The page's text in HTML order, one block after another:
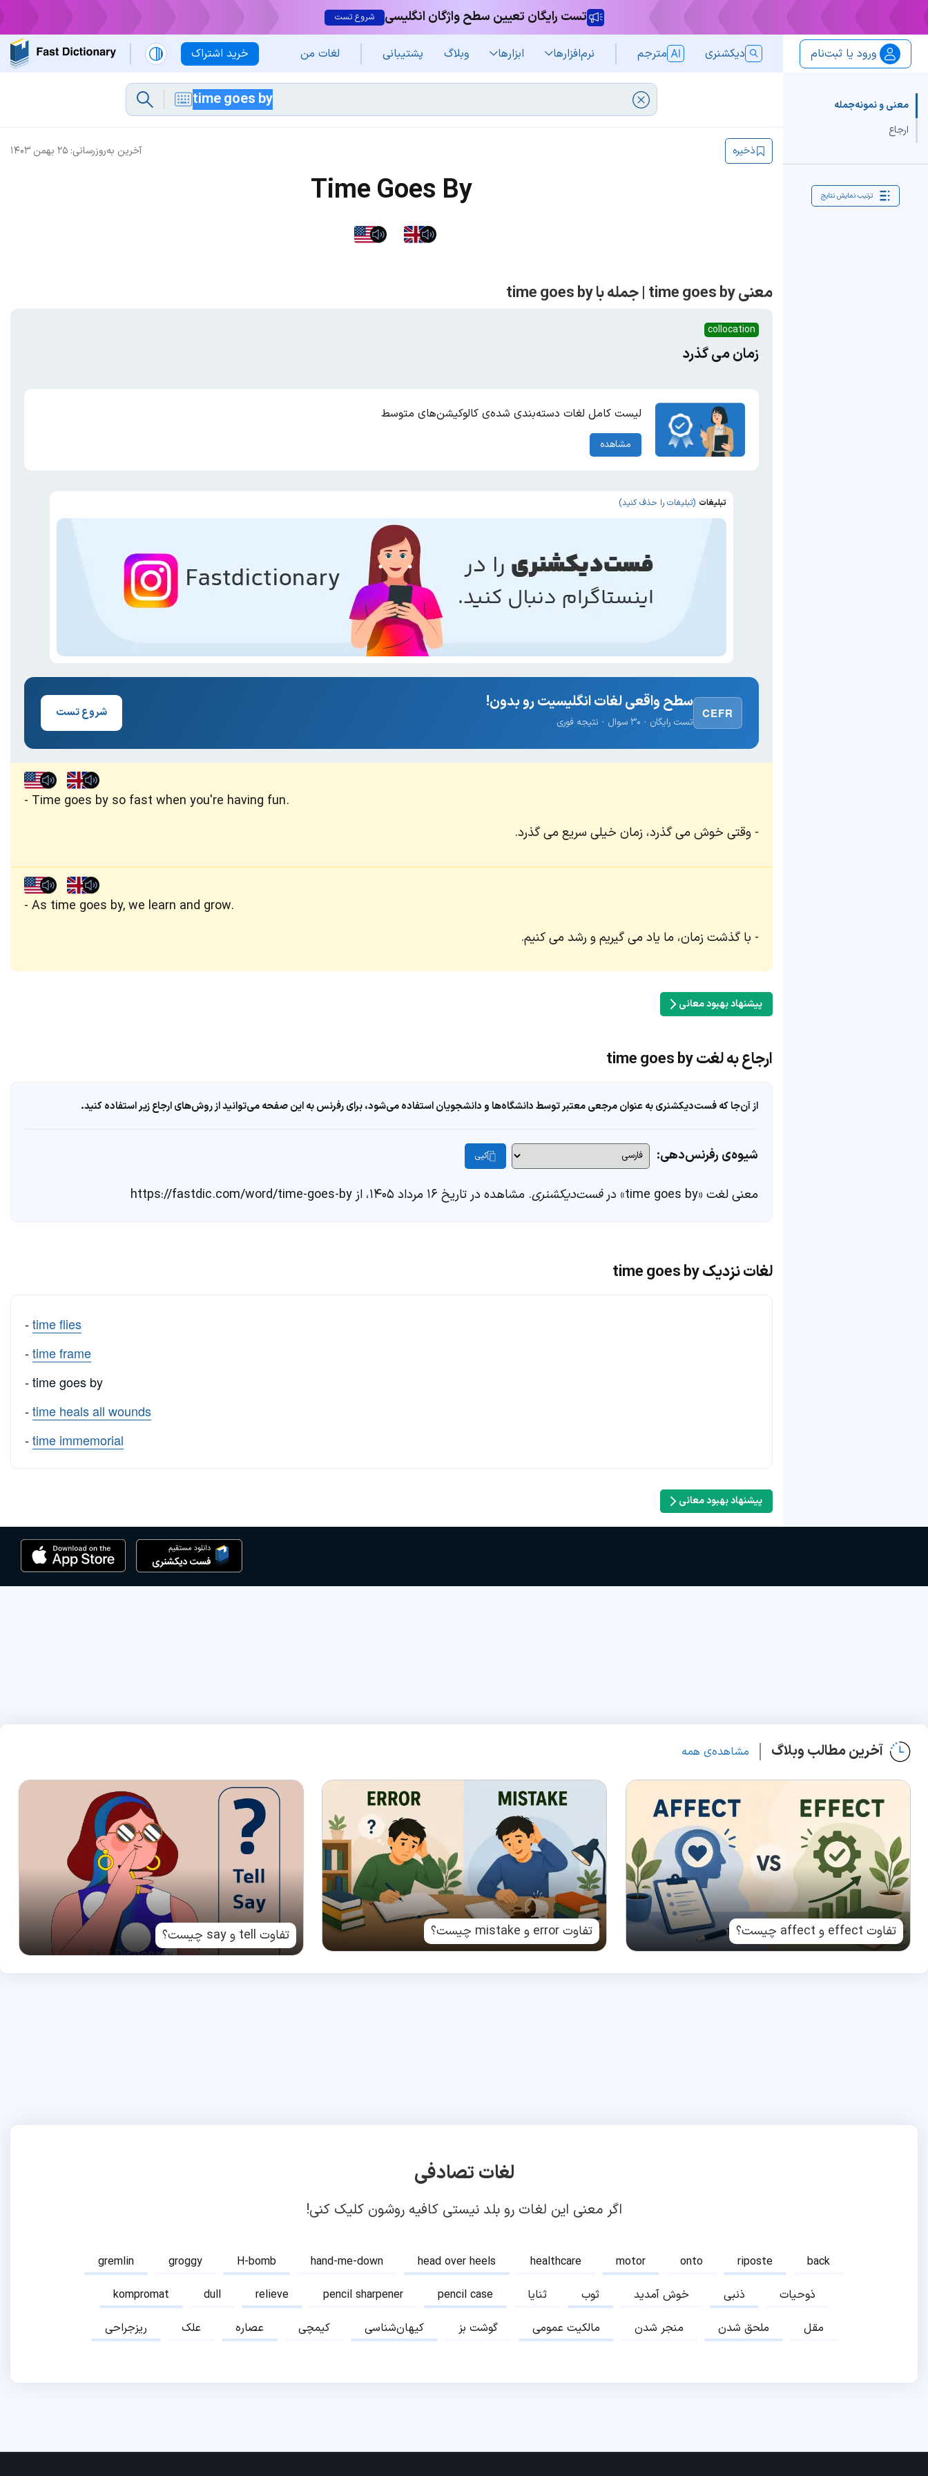
تست رایگان تعیین سطح واژگان انگلیسی شروع تست
خرید اشتراک ورود یا ثبت‌نام دیکشنری مترجم نرم‌افزار‌ها ابزارها وبلاگ پشتیبانی لغات من
معنی و نمونه‌جمله
ارجاع
ترتیب نمایش نتایج
آخرین به‌روزرسانی: ۲۵ بهمن ۱۴۰۳ ذخیره
Time Goes By
معنی time goes by | جمله با time goes by
collocation
زمان می گذرد
لیست کامل لغات دسته‌بندی شده‌ی کالوکیشن‌های متوسط
مشاهده
تبلیغات (تبلیغات را حذف کنید)
CEFR
سطح واقعی لغات انگلیسیت رو بدون!
تست رایگان · ۳۰ سوال · نتیجه فوری
شروع تست
Time goes by so fast when you're having fun.
وقتی خوش می گذرد، زمان خیلی سریع می گذرد.
As time goes by, we learn and grow.
با گذشت زمان، ما یاد می گیریم و رشد می کنیم.
پیشنهاد بهبود معانی
ارجاع به لغت time goes by
از آن‌جا که فست‌دیکشنری به عنوان مرجعی معتبر توسط دانشگاه‌ها و دانشجویان استفاده می‌شود، برای رفرنس به این صفحه می‌توانید از روش‌های ارجاع زیر استفاده کنید.
شیوه‌ی رفرنس‌دهی: کپی
معنی لغت «time goes by» در فست‌دیکشنری. مشاهده در تاریخ ۱۶ مرداد ۱۴۰۵، از https://fastdic.com/word/time-goes-by
لغات نزدیک time goes by
-time flies
-time frame
- time goes by
-time heals all wounds
-time immemorial
پیشنهاد بهبود معانی
آخرین مطالب وبلاگ مشاهده‌ی همه
تفاوت effect و affect چیست؟ تفاوت error و mistake چیست؟ تفاوت tell و say چیست؟
لغات تصادفی
اگر معنی این لغات رو بلد نیستی کافیه روشون کلیک کنی!
gremlin groggy H-bomb hand-me-down head over heels healthcare motor onto riposte
back
kompromat
dull relieve pencil sharpener pencil case ثنایا ثوب خوش آمدید ذنبی
ذوحیات
ریزجراحی
علک عصاره کیمچی کیهان‌شناسی گوشت بز مالکیت عمومی منجر شدن ملحق شدن مقل